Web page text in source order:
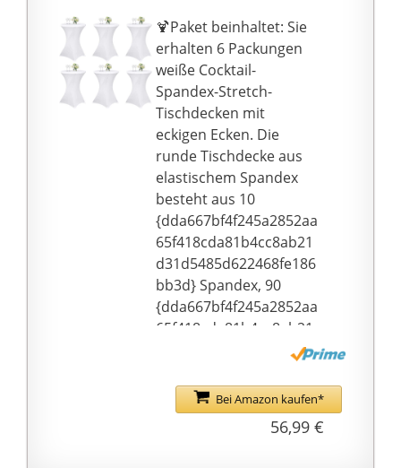
🍹Paket beinhaltet: Sie
erhalten 6 Packungen
weiße Cocktail-
Spandex-Stretch-
Tischdecken mit
eckigen Ecken. Die
runde Tischdecke aus
elastischem Spandex
besteht aus 10
{dda667bf4f245a2852aa
65f418cda81b4cc8ab21
d31d5485d622468fe186
bb3d} Spandex, 90
{dda667bf4f245a2852aa
65f418cda81b4cc8ab21
d31d5485d622468fe186
sind dehnbar, langlebig,
knitterfrei und
schmutzabweisend
Bei Amazon kaufen*
56,99 €